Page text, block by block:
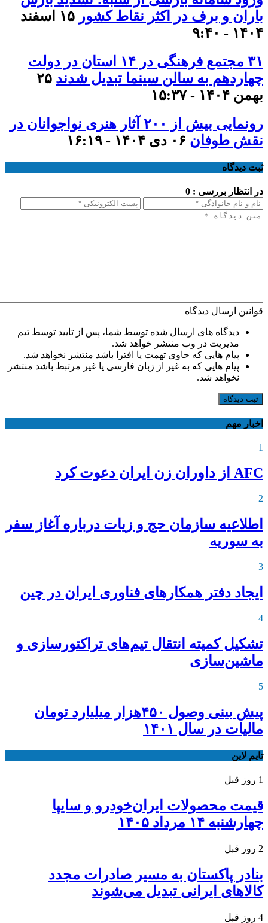
باران و برف در اکثر نقاط کشور
۱۵ اسفند
۱۴۰۴ - ۹:۴۰
۳۱ مجتمع فرهنگی در ۱۴ استان در دولت
چهاردهم به سالن سینما تبدیل شدند ۲۵
بهمن ۱۴۰۴ - ۱۵:۳۷
رونمایی بیش از ۲۰۰ آثار هنری نواجوانان در
نقش طوفان ۰۶ دی ۱۴۰۴ - ۱۶:۱۹
ثبت دیدگاه
در انتظار بررسی : 0
قوانین ارسال دیدگاه
دیدگاه های ارسال شده توسط شما، پس از تایید توسط تیم
مدیریت در وب منتشر خواهد شد.
پیام هایی که حاوی تهمت یا افترا باشد منتشر نخواهد شد.
پیام هایی که به غیر از زبان فارسی یا غیر مرتبط باشد منتشر
نخواهد شد.
ثبت دیدگاه
اخبار مهم
1
AFC از داوران زن ایران دعوت کرد
2
اطلاعیه‌ سازمان حج و زیات درباره آغاز سفر
به سوریه
3
ایجاد دفتر همکارهای فناوری ایران در چین
4
تشکیل کمیته انتقال تیم‌های تراکتورسازی و
ماشین‌سازی
5
پیش بینی وصول ۴۵۰هزار میلیارد تومان
مالیات در سال ۱۴۰۱
تایم لاین
1 روز قبل
قیمت محصولات ایران‌خودرو و سایپا
چهارشنبه ۱۴ مرداد ۱۴۰۵
2 روز قبل
بنادر پاکستان به مسیر صادرات مجدد
کالاهای ایرانی تبدیل می‌شوند
4 روز قبل